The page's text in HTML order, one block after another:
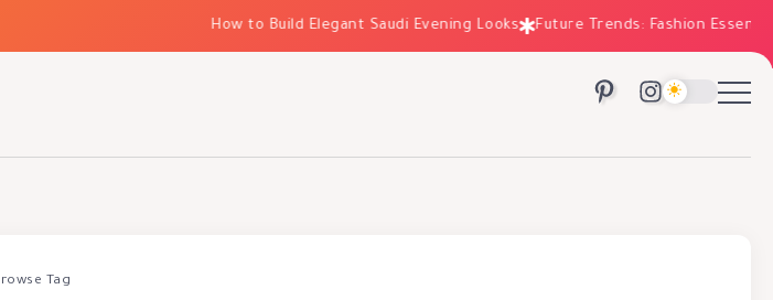
How to Build Elegant Saudi Evening Looks Future Trends: Fashion
Tag